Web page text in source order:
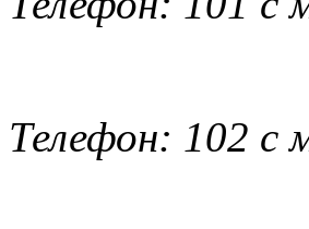
Телефон: 102 с